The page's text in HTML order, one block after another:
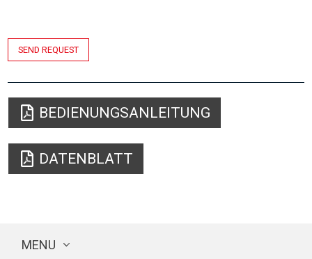
SEND REQUEST
BEDIENUNGSANLEITUNG
DATENBLATT
MENU